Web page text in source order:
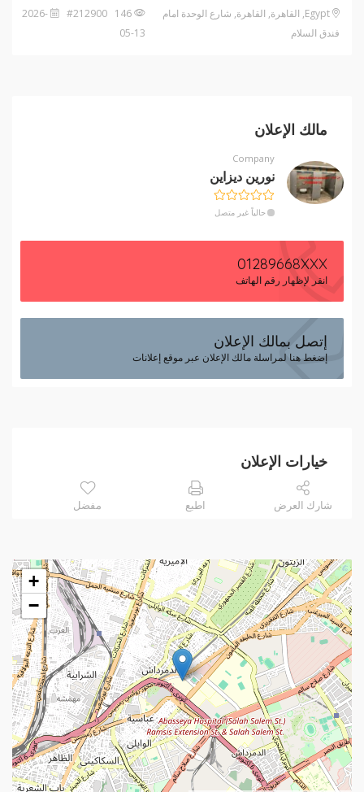
Egypt, القاهرة, القاهرة, شارع الوحدة امام
فندق السلام
146 #212900
2026-
05-13
مالك الإعلان
Company
نورين ديزاين
حالياً غير متصل
01289668XXX
انقر لإظهار رقم الهاتف
إتصل بمالك الإعلان
إضغط هنا لمراسلة مالك الإعلان عبر موقع إعلانات
خيارات الإعلان
شارك العرض اطبع مفضل
+
−